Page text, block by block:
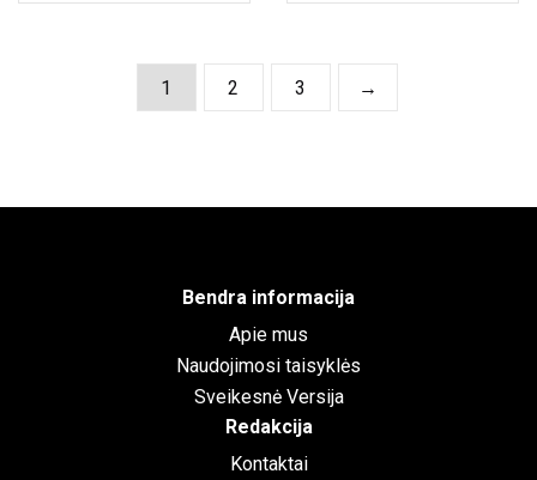
1 2 3 →
Bendra informacija
Apie mus
Naudojimosi taisyklės
Sveikesnė Versija
Redakcija
Kontaktai